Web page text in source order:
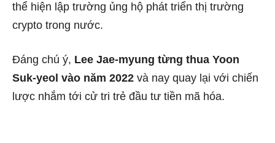
thể hiện lập trường ủng hộ phát triển thị trường
crypto trong nước.
Đáng chú ý, Lee Jae-myung từng thua Yoon
Suk-yeol vào năm 2022 và nay quay lại với chiến
lược nhắm tới cử tri trẻ đầu tư tiền mã hóa.